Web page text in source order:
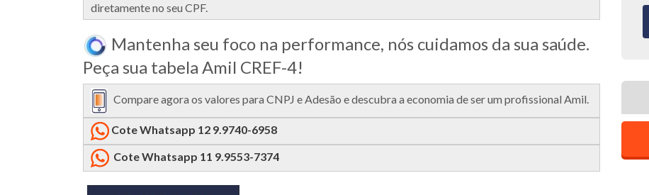
diretamente no seu CPF.
Mantenha seu foco na performance, nós cuidamos da sua saúde.
Peça sua tabela Amil CREF-4!
Compare agora os valores para CNPJ e Adesão e descubra a economia de ser um profissional Amil.
Cote Whatsapp 12 9.9740-6958
Cote Whatsapp 11 9.9553-7374